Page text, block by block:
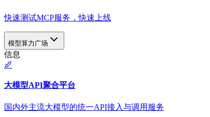
快速测试MCP服务，快速上线
模型算力广场
信息
大模型API聚合平台
国内外主流大模型的统一API接入与调用服务